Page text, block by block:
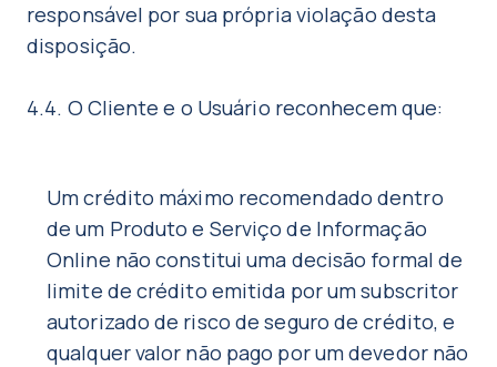
responsável por sua própria violação desta
disposição.
4.4. O Cliente e o Usuário reconhecem que:
Um crédito máximo recomendado dentro
de um Produto e Serviço de Informação
Online não constitui uma decisão formal de
limite de crédito emitida por um subscritor
autorizado de risco de seguro de crédito, e
qualquer valor não pago por um devedor não